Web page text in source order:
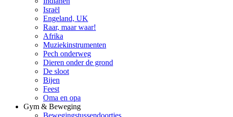
Israël
Engeland, UK
Raar, maar waar!
Afrika
Muziekinstrumenten
Pech onderweg
Dieren onder de grond
De sloot
Bijen
Feest
Oma en opa
Gym & Beweging
Bewegingstussendoortjes